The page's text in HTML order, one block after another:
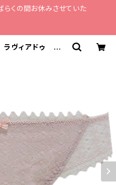
らくの間お休みさせていた
ヴィアドゥ ソフ